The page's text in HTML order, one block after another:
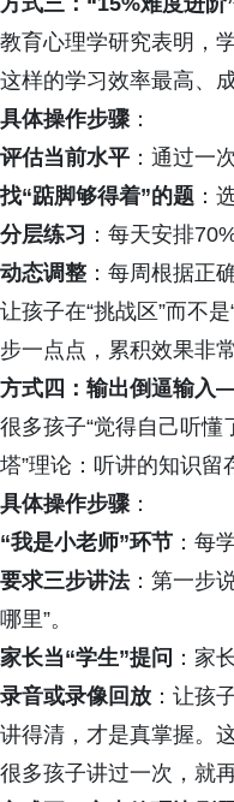
教育心理学研究表明，
这样的学习效率最高、
具体操作步骤：
评估当前水平 ：通过一
找“踮脚够得着”的题 ：
分层练习 ：每天安排
动态调整 ：每周根据正
让孩子在“挑战区”而不
步一点点，累积效果非常
方式四：输出倒逼输
很多孩子“觉得自己听懂
塔”理论：听讲的知识
具体操作步骤：
“我是小老师”环节 ：每
要求三步讲法：第一步
哪里”。
家长当“学生”提问 ：家
录音或录像回放 ：让孩
讲得清，才是真掌握。
很多孩子讲过一次，就